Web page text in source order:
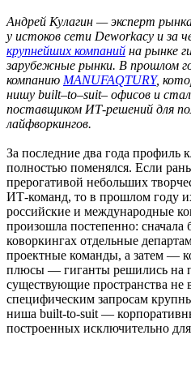
Андрей Кулагин — эксперт
у истоков сети Deworkacy и за
крупнейших компаний на рынке
зарубежные рынки. В прошлом
компанию MANUFAQTURY,
нишу built–to–suit– офисов и
поставщиком ИТ-решений для
лайфворкингов.
За последние два года профиль
полностью поменялся. Если
прерогативой небольших
ИТ-команд, то в прошлом году
российские и международные
произошла постепенно: сначала
коворкингах отдельные
проектные команды, а затем —
плюсы — гиганты решились на
существующие пространства не
специфическим запросам
ниша built-to-suit —
построенных исключительно для